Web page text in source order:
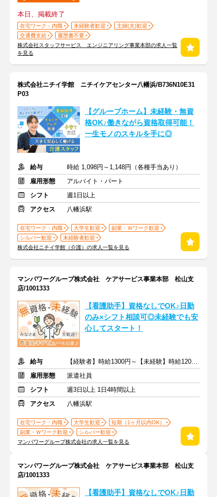
本日、掲載終了
在宅ワーク・内職 未経験者歓迎
主婦(夫)歓迎
交通費支給
履歴書不要
株式会社スタッフサービス エンジニアリング事業本部の求人一覧
を見る
株式会社ニチイ学館 ニチイケアセンター八幡浜/B736N10E31
P03
【グループホーム】未経験・無資
格OK♪働きながら資格取得可能！
一生モノのスキルを手に◎
給与
時給 1,098円～1,148円（各種手当あり）
雇用形態
アルバイト・パート
シフト
週1日以上
アクセス
八幡浜駅
在宅ワーク・内職 大学生歓迎
副業・Ｗワーク歓迎
シルバー歓迎
未経験者歓迎
株式会社ニチイ学館（介護）の求人一覧を見る
マンパワーグループ株式会社 ケアサービス事業本部 松山支
店/1001333
【看護助手】資格なしでOK♪日勤
のみ×シフト相談可◎未経験でも安
心してスタート！
給与
【経験者】時給1300円～【未経験】時給1200円～ ※交通費全額
雇用形態
派遣社員
シフト
週3日以上 1日4時間以上
アクセス
八幡浜駅
在宅ワーク・内職 大学生歓迎
短期（1ヶ月以内OK）
副業・Ｗワーク歓迎
シルバー歓迎
マンパワーグループ株式会社の求人一覧を見る
マンパワーグループ株式会社 ケアサービス事業本部 松山支
店/1001333
【看護助手】資格なしでOK♪日勤